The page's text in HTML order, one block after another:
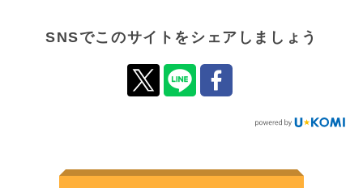
SNSでこのサイトをシェアしましょう